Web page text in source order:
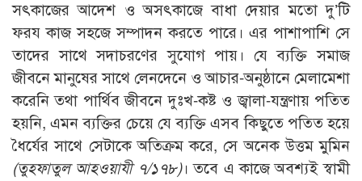
সৎকাজের আদেশ ও অসৎকাজে বাধা দেয়ার মতো দু’টি
ফরয কাজ সহজে সম্পাদন করতে পারে। এর পাশাপাশি সে
তাদের সাথে সদাচরণের সুযোগ পায়। যে ব্যক্তি সমাজ
জীবনে মানুষের সাথে লেনদেনে ও আচার-অনুষ্ঠানে মেলামেশা
করেনি তথা পার্থিব জীবনে দুঃখ-কষ্ট ও জ্বালা-যন্ত্রণায় পতিত
হয়নি, এমন ব্যক্তির চেয়ে যে ব্যক্তি এসব কিছুতে পতিত হয়ে
ধৈর্যের সাথে সেটাকে অতিক্রম করে, সে অনেক উত্তম মুমিন
(তুহফাতুল আহওয়াযী ৭/১৭৮)। তবে এ কাজে অবশ্যই স্বামী